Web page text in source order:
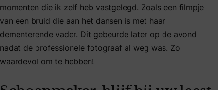
momenten die ik zelf heb vastgelegd. Zoals een filmpje
van een bruid die aan het dansen is met haar
dementerende vader. Dit gebeurde later op de avond
nadat de professionele fotograaf al weg was. Zo
waardevol om te hebben!